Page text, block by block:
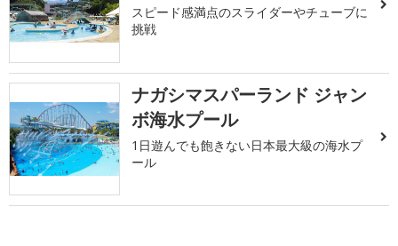
スピード感満点のスライダーやチューブに
挑戦
ナガシマスパーランド ジャン
ボ海水プール
1日遊んでも飽きない日本最大級の海水プ
ール